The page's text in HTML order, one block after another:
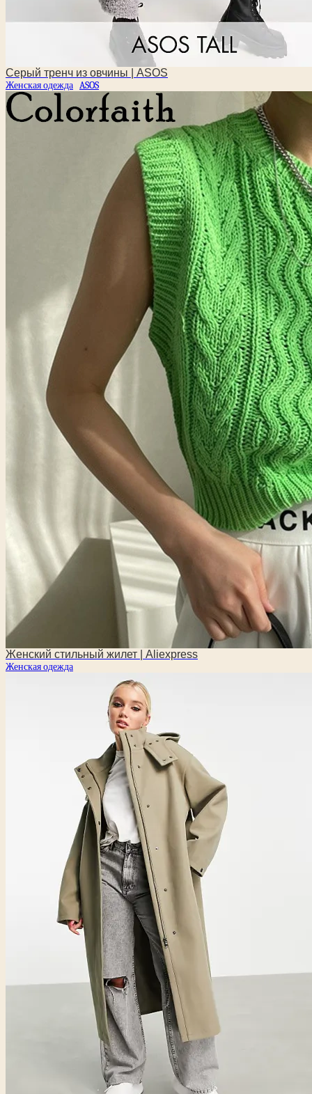
Серый тренч из овчины | ASOS
Женская одежда ASOS
Женский стильный жилет | Aliexpress
Женская одежда